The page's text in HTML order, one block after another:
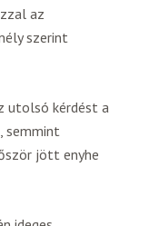
az
szerint
utolsó kérdést a
semmint
jött enyhe